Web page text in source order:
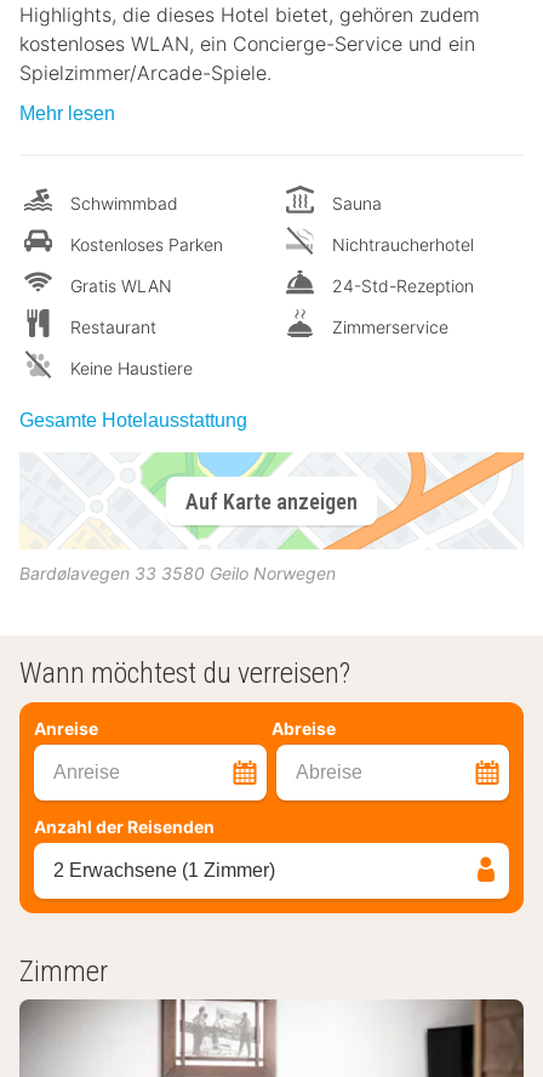
Highlights, die dieses Hotel bietet, gehören zudem
kostenloses WLAN, ein Concierge-Service und ein
Spielzimmer/Arcade-Spiele.
Mehr lesen
Schwimmbad
Kostenloses Parken
Gratis WLAN
Restaurant
Keine Haustiere
Sauna
Nichtraucherhotel
24-Std-Rezeption
Zimmerservice
Gesamte Hotelausstattung
Auf Karte anzeigen
Bardølavegen 33 3580 Geilo Norwegen
Wann möchtest du verreisen?
Anreise Abreise
Anreise Abreise
Anzahl der Reisenden
2 Erwachsene (1 Zimmer)
Zimmer